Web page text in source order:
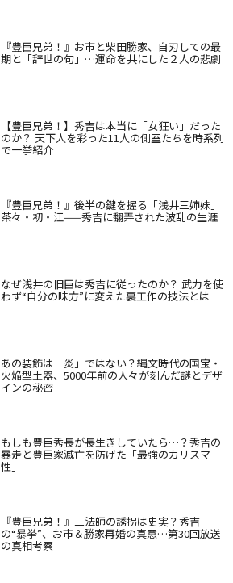
『豊臣兄弟！』お市と柴田勝家、自刃しての最
期と「辞世の句」…運命を共にした２人の悲劇
【豊臣兄弟！】秀吉は本当に「女狂い」だった
のか？ 天下人を彩った11人の側室たちを時系列
で一挙紹介
『豊臣兄弟！』後半の鍵を握る「浅井三姉妹」
茶々・初・江——秀吉に翻弄された波乱の生涯
なぜ浅井の旧臣は秀吉に従ったのか？ 武力を使
わず“自分の味方”に変えた裏工作の技法とは
あの装飾は「炎」ではない？縄文時代の国宝・
火焔型土器、5000年前の人々が刻んだ謎とデザ
インの秘密
もしも豊臣秀長が長生きしていたら…？秀吉の
暴走と豊臣家滅亡を防げた「最強のカリスマ
性」
『豊臣兄弟！』三法師の誘拐は史実？秀吉
の“暴挙”、お市＆勝家再婚の真意…第30回放送
の真相考察